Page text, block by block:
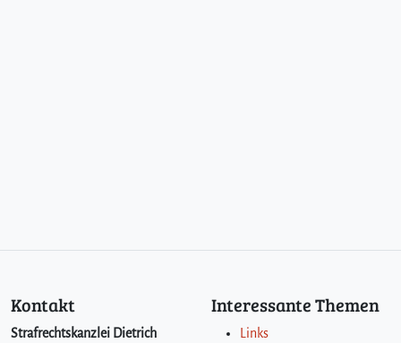
Kontakt
Strafrechtskanzlei Dietrich
Interessante Themen
Links